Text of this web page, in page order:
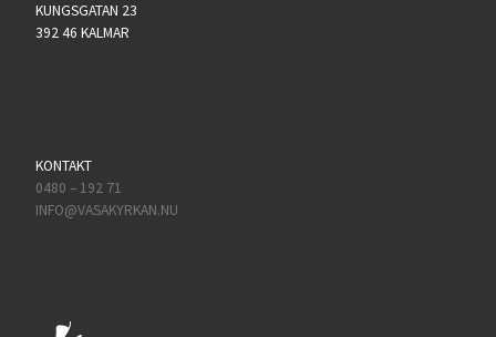
KUNGSGATAN 23
392 46 KALMAR
KONTAKT
0480 – 192 71
INFO@VASAKYRKAN.NU